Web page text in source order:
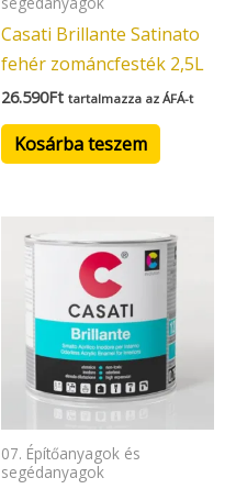
Casati Brillante Satinato
fehér zománcfesték 2,5L
26.590Ft tartalmazza az ÁFÁ-t
Kosárba teszem
07. Építőanyagok és
segédanyagok